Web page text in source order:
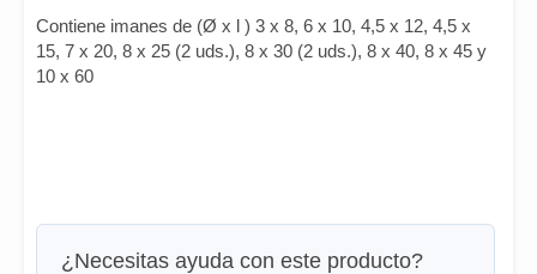
Contiene imanes de (Ø x l ) 3 x 8, 6 x 10, 4,5 x 12, 4,5 x
15, 7 x 20, 8 x 25 (2 uds.), 8 x 30 (2 uds.), 8 x 40, 8 x 45 y
10 x 60
¿Necesitas ayuda con este producto?